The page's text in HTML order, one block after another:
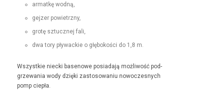
armatkę wod­ną,
gejz­er powietrzny,
grotę sztucznej fali,
dwa tory pływack­ie o głębokoś­ci do 1,8 m.
Wszys­tkie niec­ki basenowe posi­ada­ją możli­wość pod­
grze­wa­nia wody dzię­ki zas­tosowa­niu nowoczes­nych
pomp ciepła.